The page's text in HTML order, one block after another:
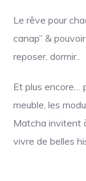
Le rêve pour
canap” &
reposer, dormir..
Et plus encore…
meuble, les
Matcha invitent
vivre de belles